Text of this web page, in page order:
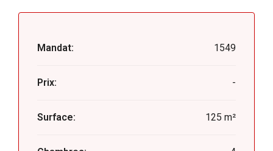
Mandat: 1549
Prix: -
Surface: 125 m²